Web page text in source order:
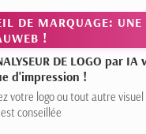
DE MARQUAGE: UNE
!
DE LOGO par
d'impression !
votre logo ou tout autre
conseillée